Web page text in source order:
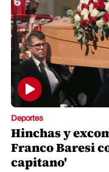
Deportes
Hinchas y
Franco Baresi
capitano'